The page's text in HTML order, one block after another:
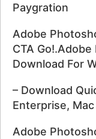
Paygration
Adobe
CTA
Download For
– Download
Enterprise,
Adobe